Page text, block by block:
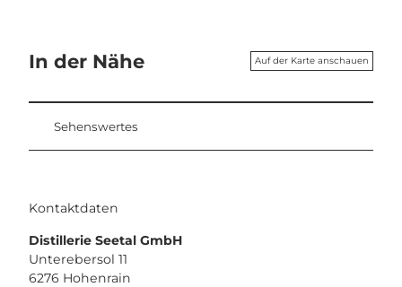
In der Nähe Auf der Karte anschauen
Sehenswertes
Kontaktdaten
Distillerie Seetal GmbH
Unterebersol 11
6276 Hohenrain